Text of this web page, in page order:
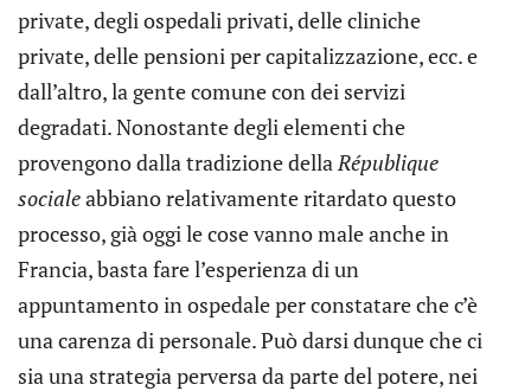
private, degli ospedali privati, delle cliniche
private, delle pensioni per capitalizzazione, ecc. e
dall’altro, la gente comune con dei servizi
degradati. Nonostante degli elementi che
provengono dalla tradizione dellaRépublique
socialeabbiano relativamente ritardato questo
processo, già oggi le cose vanno male anche in
Francia, basta fare l’esperienza di un
appuntamento in ospedale per constatare che c’è
una carenza di personale. Può darsi dunque che ci
sia una strategia perversa da parte del potere, nei